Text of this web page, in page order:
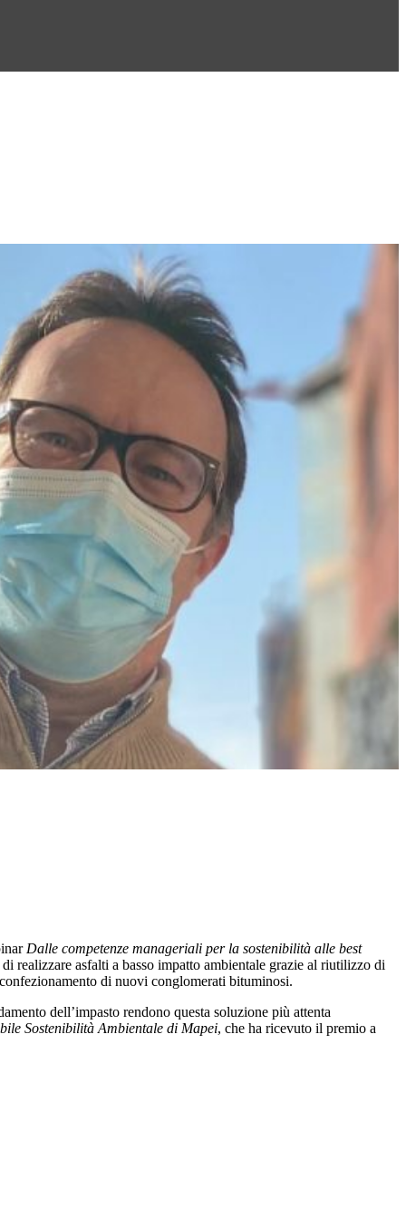
Dalle competenze manageriali per la sostenibilità alle best
realizzare asfalti a basso impatto ambientale grazie al riutilizzo di
di nuovi conglomerati bituminosi.
dell’impasto rendono questa soluzione più attenta
Sostenibilità Ambientale di Mapei, che ha ricevuto il premio a